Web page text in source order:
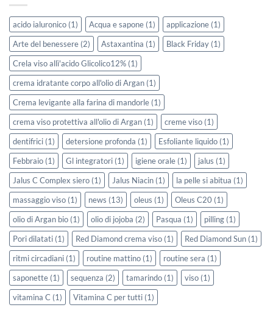
acido ialuronico (1) Acqua e sapone (1) applicazione (1)
Arte del benessere (2) Astaxantina (1) Black Friday (1)
Crela viso allì'acido Glicolico12% (1)
crema idratante corpo all'olio di Argan (1)
Crema levigante alla farina di mandorle (1)
crema viso protettiva all'olio di Argan (1) creme viso (1)
dentifrici (1) detersione profonda (1) Esfoliante liquido (1)
Febbraio (1) Gl integratori (1) igiene orale (1) jalus (1)
Jalus C Complex siero (1) Jalus Niacin (1) la pelle si abitua (1)
massaggio viso (1) news (13) oleus (1) Oleus C20 (1)
olio di Argan bio (1) olio di jojoba (2) Pasqua (1) pilling (1)
Pori dilatati (1) Red Diamond crema viso (1) Red Diamond Sun (1)
ritmi circadiani (1) routine mattino (1) routine sera (1)
saponette (1) sequenza (2) tamarindo (1) viso (1)
vitamina C (1) Vitamina C per tutti (1)